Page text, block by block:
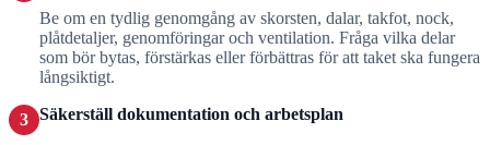
Be om en tydlig genomgång av skorsten, dalar, takfot, nock,
plåtdetaljer, genomföringar och ventilation. Fråga vilka delar
som bör bytas, förstärkas eller förbättras för att taket ska fungera
långsiktigt.
3 Säkerställ dokumentation och arbetsplan